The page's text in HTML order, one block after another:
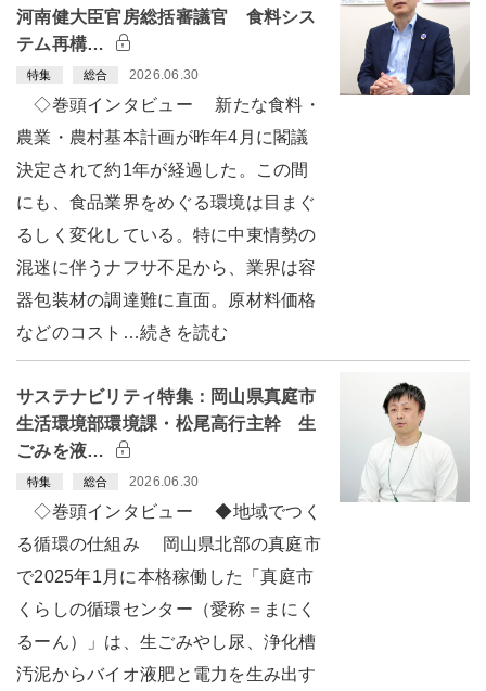
河南健大臣官房総括審議官 食料シス
テム再構…
特集 総合 2026.06.30
◇巻頭インタビュー 新たな食料・
農業・農村基本計画が昨年4月に閣議
決定されて約1年が経過した。この間
にも、食品業界をめぐる環境は目まぐ
るしく変化している。特に中東情勢の
混迷に伴うナフサ不足から、業界は容
器包装材の調達難に直面。原材料価格
などのコスト…続きを読む
サステナビリティ特集：岡山県真庭市
生活環境部環境課・松尾高行主幹 生
ごみを液…
特集 総合 2026.06.30
◇巻頭インタビュー ◆地域でつく
る循環の仕組み 岡山県北部の真庭市
で2025年1月に本格稼働した「真庭市
くらしの循環センター（愛称＝まにく
るーん）」は、生ごみやし尿、浄化槽
汚泥からバイオ液肥と電力を生み出す